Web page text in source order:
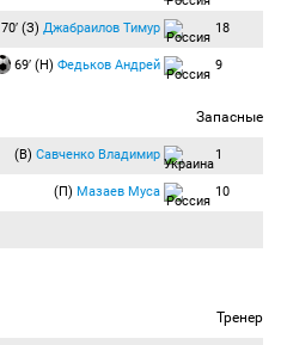
70′ (З) Джабраилов Тимур 18
69′ (Н) Федьков Андрей 9
Запасные
(В) Савченко Владимир 1
(П) Мазаев Муса 10
Тренер